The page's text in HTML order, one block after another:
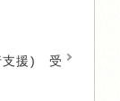
支援) 受